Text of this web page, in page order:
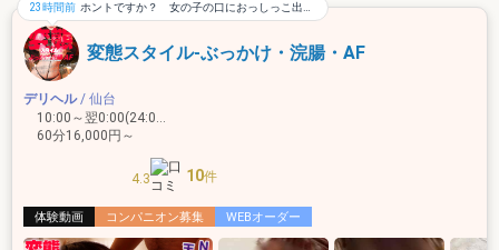
変態スタイル‐ぶっかけ・浣腸・AF
デリヘル/ 仙台
10:00～翌0:00(24:00)
60分16,000円～
4.3 10件
体験動画 コンパニオン募集 WEBオーダー
23時間前 ホントですか？ 女の子の口におっしっこ出せる！！